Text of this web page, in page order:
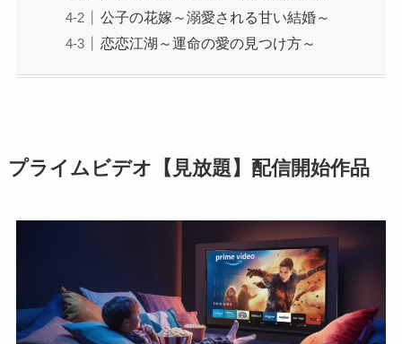
公子の花嫁～溺愛される甘い結婚～
恋恋江湖～運命の愛の見つけ方～
プライムビデオ【見放題】配信開始作品